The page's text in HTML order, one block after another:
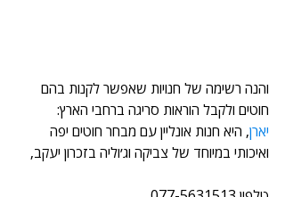
והנה רשימה של חנויות שאפשר לקנות בהם
חוטים ולקבל הוראות סריגה ברחבי הארץ:
יארן, היא חנות אונליין עם מבחר חוטים יפה
ואיכותי במיוחד של צביקה וג׳וליה בזכרון יעקב,